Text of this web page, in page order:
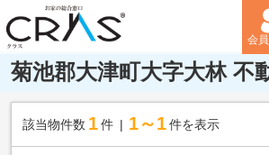
会
菊池郡大津町大字大林 不
該当物件数 1件 1～1 件を表示